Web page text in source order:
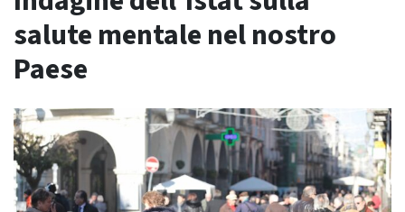
salute mentale nel nostro
Paese